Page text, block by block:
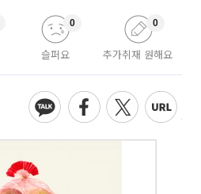
슬퍼요
0
추가취재 원해요
0